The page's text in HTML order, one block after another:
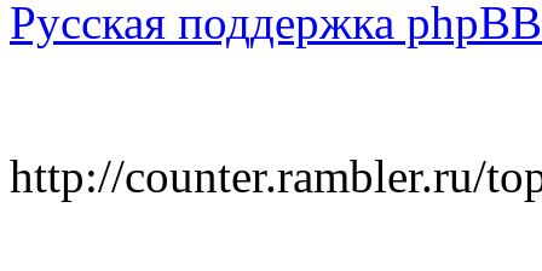
Русская поддержка phpBB
http://counter.rambler.ru/